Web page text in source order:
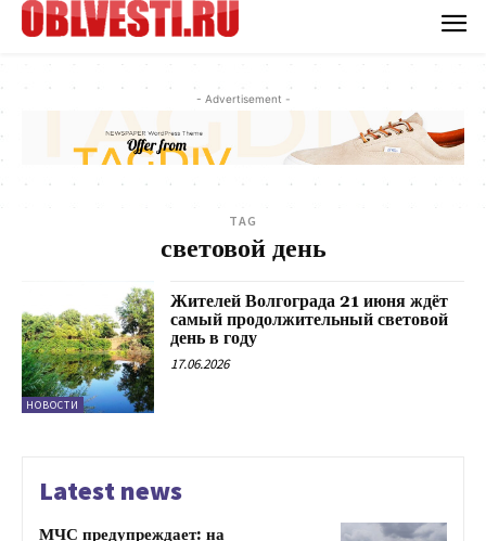
- Advertisement -
TAG
световой день
НОВОСТИ
Жителей Волгограда 21 июня ждёт
самый продолжительный световой
день в году
17.06.2026
Latest news
МЧС предупреждает: на